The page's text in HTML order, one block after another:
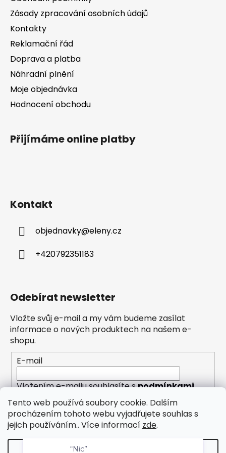
Tento web používá soubory cookie. Dalším
procházením tohoto webu vyjadřujete souhlas s
jejich používáním.. Více informací zde.
k
Zásady zpracování osobních údajů
Kontakty
Reklamační řád
Doprava a platba
Náhradní plnění
Moje objednávka
Hodnocení obchodu
Přijímáme online platby
Kontakt
objednavky@eleny.cz
+420792351183
Odebírat newsletter
Vložte svůj e-mail a my vám budeme zasílat
informace o nových produktech na našem e-
shopu.
E-mail
Vložením e-mailu souhlasíte spodmínkami
ochrany osobních údajů
PŘIHLÁSIT SE
“Nic”